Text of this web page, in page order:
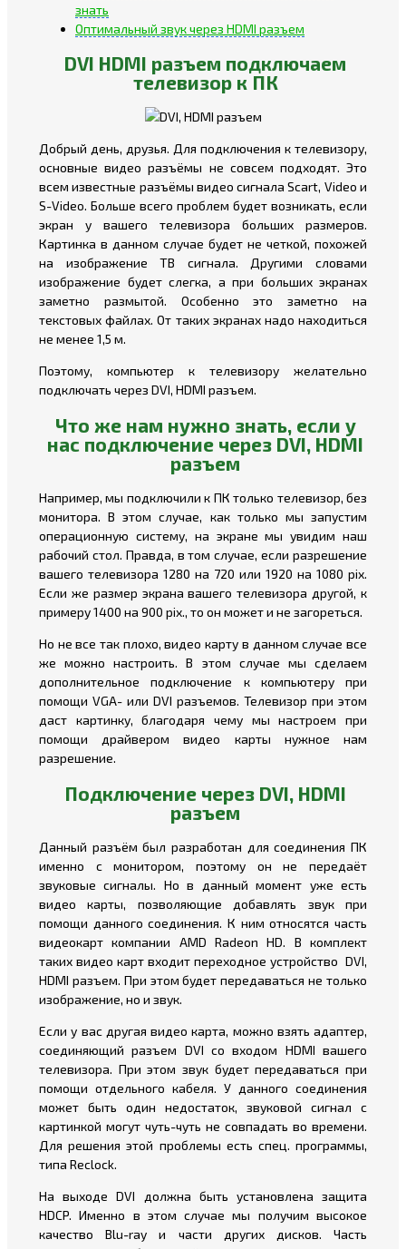
знать
Оптимальный звук через HDMI разъем
DVI HDMI разъем подключаем
телевизор к ПК
Добрый день, друзья. Для подключения к телевизору,
основные видео разъёмы не совсем подходят. Это
всем известные разъёмы видео сигнала Scart, Video и
S-Video. Больше всего проблем будет возникать, если
экран у вашего телевизора больших размеров.
Картинка в данном случае будет не четкой, похожей
на изображение ТВ сигнала. Другими словами
изображение будет слегка, а при больших экранах
заметно размытой. Особенно это заметно на
текстовых файлах. От таких экранах надо находиться
не менее 1,5 м.
Поэтому, компьютер к телевизору желательно
подключать через DVI, HDMI разъем.
Что же нам нужно знать, если у
нас подключение через DVI, HDMI
разъем
Например, мы подключили к ПК только телевизор, без
монитора. В этом случае, как только мы запустим
операционную систему, на экране мы увидим наш
рабочий стол. Правда, в том случае, если разрешение
вашего телевизора 1280 на 720 или 1920 на 1080 piх.
Если же размер экрана вашего телевизора другой, к
примеру 1400 на 900 piх., то он может и не загореться.
Но не все так плохо, видео карту в данном случае все
же можно настроить. В этом случае мы сделаем
дополнительное подключение к компьютеру при
помощи VGA- или DVI разъемов. Телевизор при этом
даст картинку, благодаря чему мы настроем при
помощи драйвером видео карты нужное нам
разрешение.
Подключение через DVI, HDMI
разъем
Данный разъём был разработан для соединения ПК
именно с монитором, поэтому он не передаёт
звуковые сигналы. Но в данный момент уже есть
видео карты, позволяющие добавлять звук при
помощи данного соединения. К ним относятся часть
видеокарт компании AMD Radeon HD. В комплект
таких видео карт входит переходное устройство DVI,
HDMI разъем. При этом будет передаваться не только
изображение, но и звук.
Если у вас другая видео карта, можно взять адаптер,
соединяющий разъем DVI со входом HDMI вашего
телевизора. При этом звук будет передаваться при
помощи отдельного кабеля. У данного соединения
может быть один недостаток, звуковой сигнал с
картинкой могут чуть-чуть не совпадать во времени.
Для решения этой проблемы есть спец. программы,
типа Reclock.
На выходе DVI должна быть установлена защита
HDCP. Именно в этом случае мы получим высокое
качество Blu-ray и части других дисков. Часть